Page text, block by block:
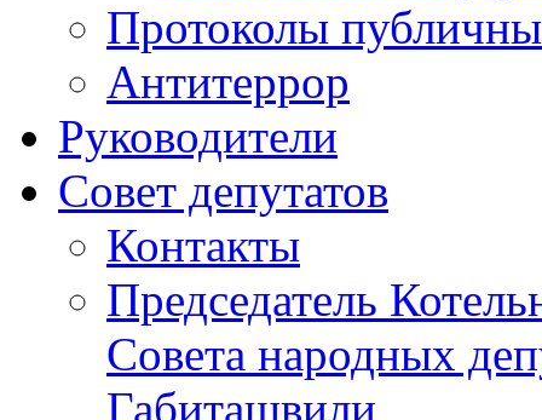
Протоколы
Антитеррор
Руководители
Совет депутатов
Контакты
Председатель
Совета народных
Габиташвили